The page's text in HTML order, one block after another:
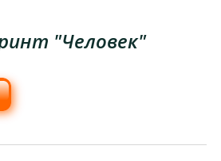
"Человек"